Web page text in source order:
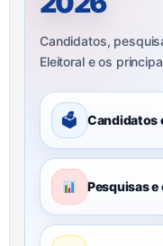
Candidatos,
Eleitoral e os
🗳 Candidatos
Pesquisas e